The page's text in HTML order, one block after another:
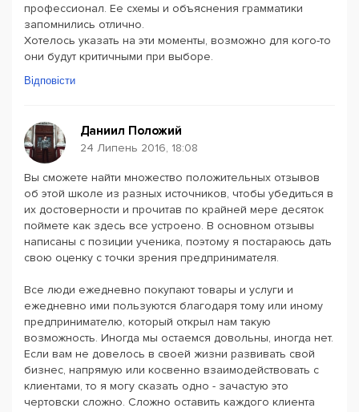
профессионал. Ее схемы и объяснения грамматики
запомнились отлично.
Хотелось указать на эти моменты, возможно для кого-то
они будут критичными при выборе.
Відповісти
Даниил Положий
24 Липень 2016, 18:08
Вы сможете найти множество положительных отзывов
об этой школе из разных источников, чтобы убедиться в
их достоверности и прочитав по крайней мере десяток
поймете как здесь все устроено. В основном отзывы
написаны с позиции ученика, поэтому я постараюсь дать
свою оценку с точки зрения предпринимателя.
Все люди ежедневно покупают товары и услуги и
ежедневно ими пользуются благодаря тому или иному
предпринимателю, который открыл нам такую
возможность. Иногда мы остаемся довольны, иногда нет.
Если вам не довелось в своей жизни развивать свой
бизнес, напрямую или косвенно взаимодействовать с
клиентами, то я могу сказать одно - зачастую это
чертовски сложно. Сложно оставить каждого клиента